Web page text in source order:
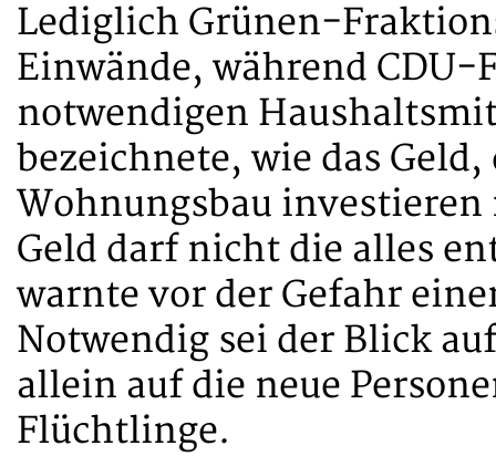
Lediglich Grünen-
Einwände, während
notwendigen
bezeichnete, wie das
Wohnungsbau investieren
Geld darf nicht die alles
warnte vor der Gefahr
Notwendig sei der Blick
allein auf die neue
Flüchtlinge.